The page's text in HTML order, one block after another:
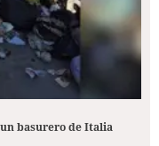
basurero de Italia